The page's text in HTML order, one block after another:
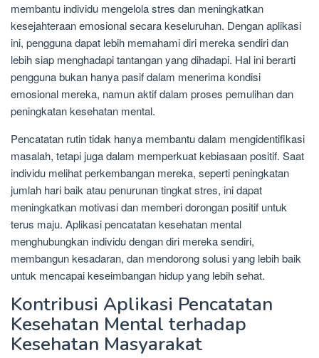
membantu individu mengelola stres dan meningkatkan
kesejahteraan emosional secara keseluruhan. Dengan aplikasi
ini, pengguna dapat lebih memahami diri mereka sendiri dan
lebih siap menghadapi tantangan yang dihadapi. Hal ini berarti
pengguna bukan hanya pasif dalam menerima kondisi
emosional mereka, namun aktif dalam proses pemulihan dan
peningkatan kesehatan mental.
Pencatatan rutin tidak hanya membantu dalam mengidentifikasi
masalah, tetapi juga dalam memperkuat kebiasaan positif. Saat
individu melihat perkembangan mereka, seperti peningkatan
jumlah hari baik atau penurunan tingkat stres, ini dapat
meningkatkan motivasi dan memberi dorongan positif untuk
terus maju. Aplikasi pencatatan kesehatan mental
menghubungkan individu dengan diri mereka sendiri,
membangun kesadaran, dan mendorong solusi yang lebih baik
untuk mencapai keseimbangan hidup yang lebih sehat.
Kontribusi Aplikasi Pencatatan
Kesehatan Mental terhadap
Kesehatan Masyarakat